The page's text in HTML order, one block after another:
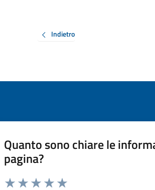
Indietro
Quanto sono chiare le
pagina?
Valuta da 1 a 5 stelle la pagina